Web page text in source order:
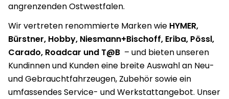
angrenzenden Ostwestfalen.
Wir vertreten renommierte Marken wie HYMER,
Bürstner, Hobby, Niesmann+Bischoff, Eriba, Pössl,
Carado, Roadcar und T@B – und bieten unseren
Kundinnen und Kunden eine breite Auswahl an Neu-
und Gebrauchtfahrzeugen, Zubehör sowie ein
umfassendes Service- und Werkstattangebot. Unser